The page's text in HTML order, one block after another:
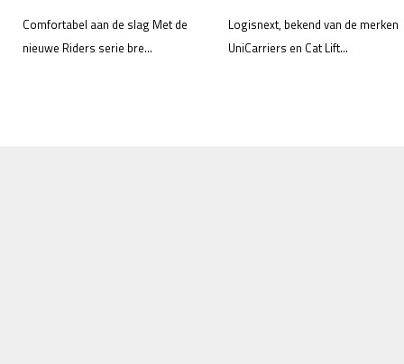
Comfortabel aan de slag Met de
nieuwe Riders serie bre...
Logisnext, bekend van de merken
UniCarriers en Cat Lift...